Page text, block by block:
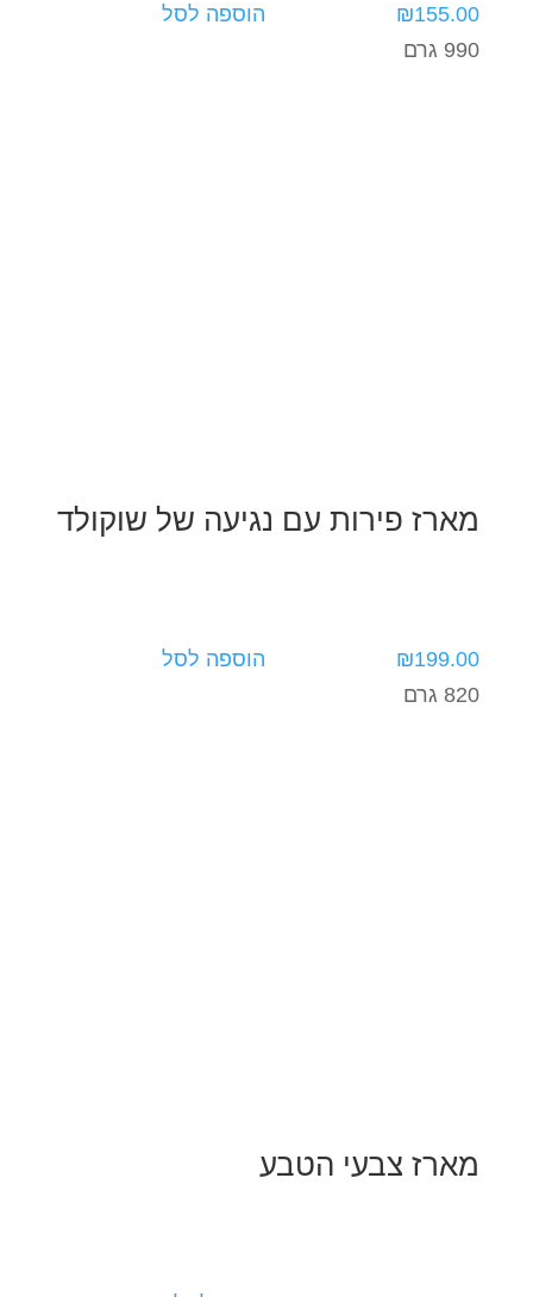
₪155.00
הוספה לסל
990 גרם
מארז פירות עם נגיעה של שוקולד
₪199.00
הוספה לסל
820 גרם
מארז צבעי הטבע